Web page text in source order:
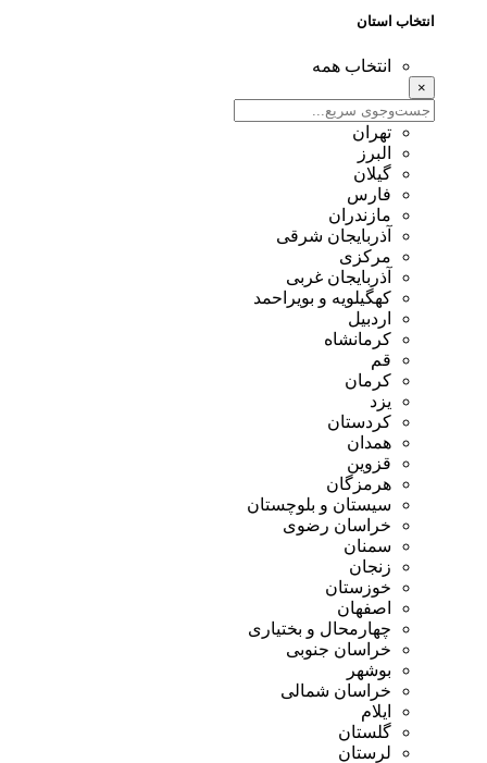
انتخاب استان
انتخاب همه
×
تهران
البرز
گیلان
فارس
مازندران
آذربایجان شرقی
مرکزی
آذربایجان غربی
کهگیلویه و بویراحمد
اردبیل
کرمانشاه
قم
کرمان
یزد
کردستان
همدان
قزوین
هرمزگان
سیستان و بلوچستان
خراسان رضوی
سمنان
زنجان
خوزستان
اصفهان
چهارمحال و بختیاری
خراسان جنوبی
بوشهر
خراسان شمالی
ایلام
گلستان
لرستان